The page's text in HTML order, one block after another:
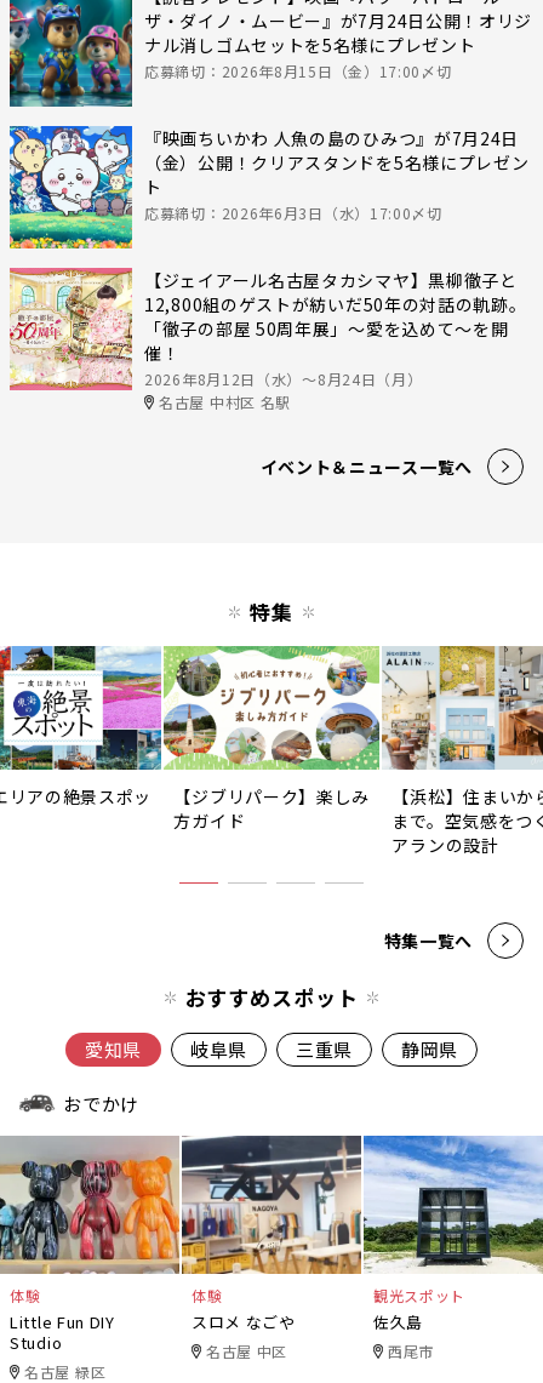
ザ・ダイノ・ムービー』が7月24日公開！オリジ
ナル消しゴムセットを5名様にプレゼント
応募締切：2026年8月15日（金）17:00〆切
『映画ちいかわ 人魚の島のひみつ』が7月24日
（金）公開！クリアスタンドを5名様にプレゼン
ト
応募締切：2026年6月3日（水）17:00〆切
【ジェイアール名古屋タカシマヤ】黒柳徹子と
12,800組のゲストが紡いだ50年の対話の軌跡。
「徹子の部屋 50周年展」～愛を込めて～を開
催！
2026年8月12日（水）〜8月24日（月）
名古屋 中村区 名駅
イベント＆ニュース一覧へ
特集
リアの絶景スポッ
【ジブリパーク】楽しみ
方ガイド
【浜松】住まいか
まで。空気感をつ
アランの設計
特集一覧へ
おすすめスポット
愛知県 岐阜県 三重県 静岡県
おでかけ
体験
Little Fun DIY
Studio
名古屋 緑区
体験
スロメ なごや
名古屋 中区
観光スポット
佐久島
西尾市